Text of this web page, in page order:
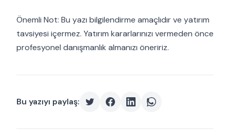
Önemli Not: Bu yazı bilgilendirme amaçlıdır ve yatırım
tavsiyesi içermez. Yatırım kararlarınızı vermeden önce
profesyonel danışmanlık almanızı öneririz.
Bu yazıyı paylaş: